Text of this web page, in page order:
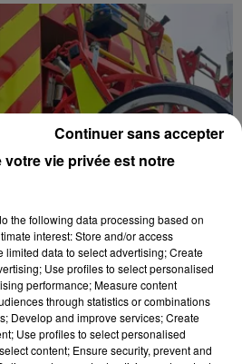
de cabanon de jardin
pompiers
votre vie privée est notre
the following data processing based on
interest: Store and/or access
limited data to select advertising; Create
Use profiles to select personalised
performance; Measure content
through statistics or combinations
Develop and improve services; Create
Use profiles to select personalised
content; Ensure security, prevent and
Continuer sans accepter